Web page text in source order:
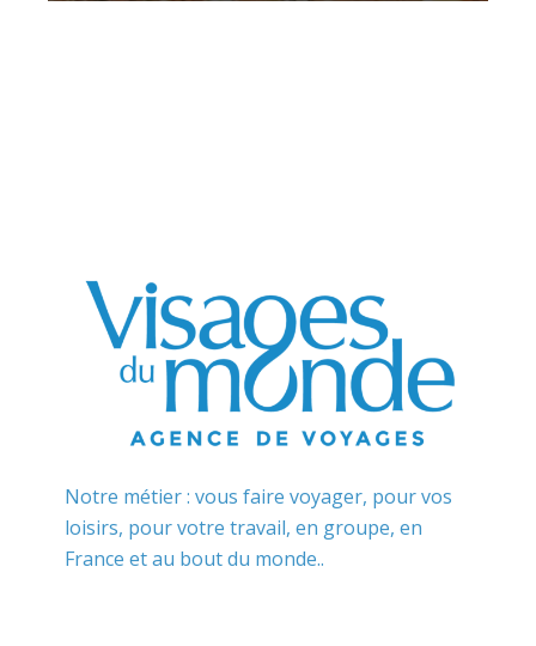
Notre métier : vous faire voyager, pour vos
loisirs, pour votre travail, en groupe, en
France et au bout du monde..